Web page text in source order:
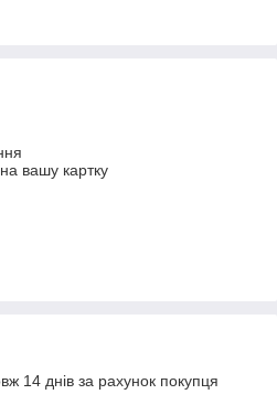
вашу картку
14 днів за рахунок покупця